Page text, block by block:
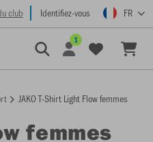
club Identifiez-vous FR
1
JAKO T-Shirt Light Flow femmes
femmes